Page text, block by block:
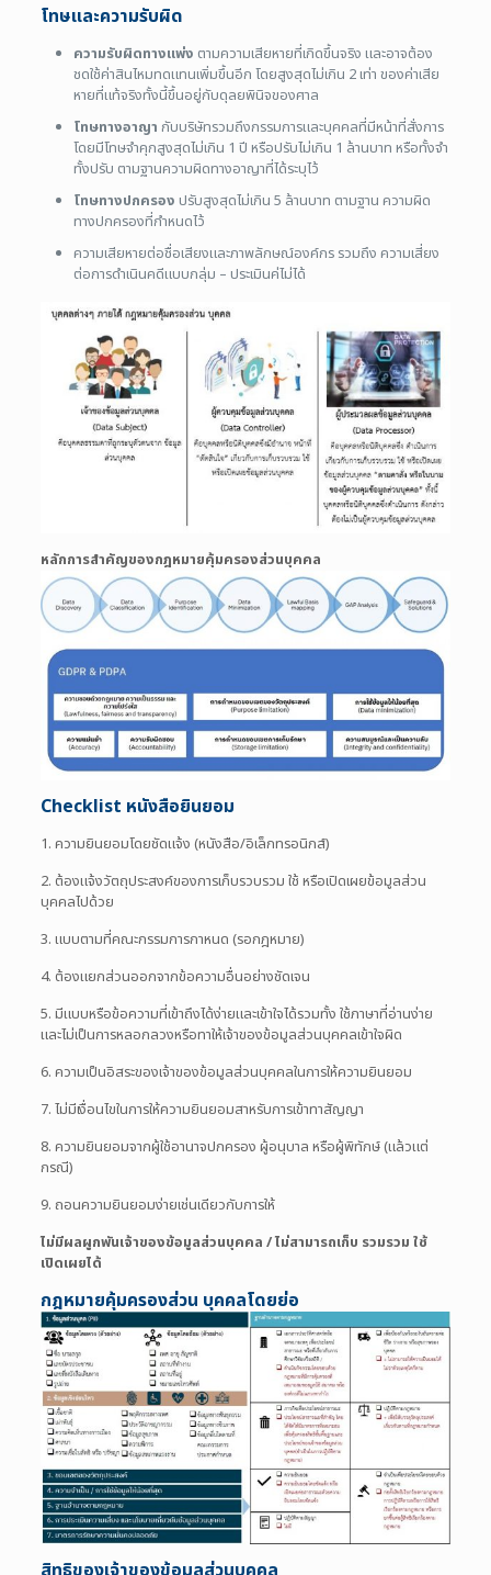
โทษและความรับผิด
ความรับผิดทางแพ่ง ตามความเสียหายที่เกิดขึ้นจริง และอาจต้อง
ชดใช้ค่าสินไหมทดแทนเพิ่มขึ้นอีก โดยสูงสุดไม่เกิน 2 เท่า ของค่าเสีย
หายที่แท้จริงทั้งนี้ขึ้นอยู่กับดุลยพินิจของศาล
โทษทางอาญา กับบริษัทรวมถึงกรรมการและบุคคลที่มีหน้าที่สั่งการ
โดยมีโทษจำคุกสูงสุดไม่เกิน 1 ปี หรือปรับไม่เกิน 1 ล้านบาท หรือทั้งจำ
ทั้งปรับ ตามฐานความผิดทางอาญาที่ได้ระบุไว้
โทษทางปกครอง ปรับสูงสุดไม่เกิน 5 ล้านบาท ตามฐาน ความผิด
ทางปกครองที่กำหนดไว้
ความเสียหายต่อชื่อเสียงและภาพลักษณ์องค์กร รวมถึง ความเสี่ยง
ต่อการดำเนินคดีแบบกลุ่ม – ประเมินค่ไม่ได้
หลักการสำคัญของกฎหมายคุ้มครองส่วนบุคคล
Checklist หนังสือยินยอม
1. ความยินยอมโดยชัดแจ้ง (หนังสือ/อิเล็กทรอนิกส์)
2. ต้องแจ้งวัตถุประสงค์ของการเก็บรวบรวม ใช้ หรือเปิดเผยข้อมูลส่วน
บุคคลไปด้วย
3. แบบตามที่คณะกรรมการกาหนด (รอกฎหมาย)
4. ต้องแยกส่วนออกจากข้อความอื่นอย่างชัดเจน
5. มีแบบหรือข้อความที่เข้าถึงได้ง่ายและเข้าใจได้รวมทั้ง ใช้ภาษาที่อ่านง่าย
และไม่เป็นการหลอกลวงหรือทาให้เจ้าของข้อมูลส่วนบุคคลเข้าใจผิด
6. ความเป็นอิสระของเจ้าของข้อมูลส่วนบุคคลในการให้ความยินยอม
7. ไม่มีเงื่อนไขในการให้ความยินยอมสาหรับการเข้าทาสัญญา
8. ความยินยอมจากผู้ใช้อานาจปกครอง ผู้อนุบาล หรือผู้พิทักษ์ (แล้วแต่
กรณี)
9. ถอนความยินยอมง่ายเช่นเดียวกับการให้
ไม่มีผลผูกพันเจ้าของข้อมูลส่วนบุคคล / ไม่สามารถเก็บ รวมรวม ใช้
เปิดเผยได้
กฎหมายคุ้มครองส่วน บุคคลโดยย่อ